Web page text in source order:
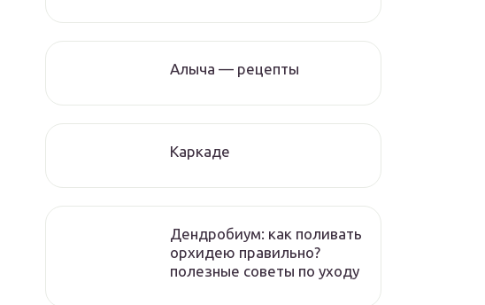
Алыча — рецепты
Каркаде
Дендробиум: как поливать
орхидею правильно?
полезные советы по уходу